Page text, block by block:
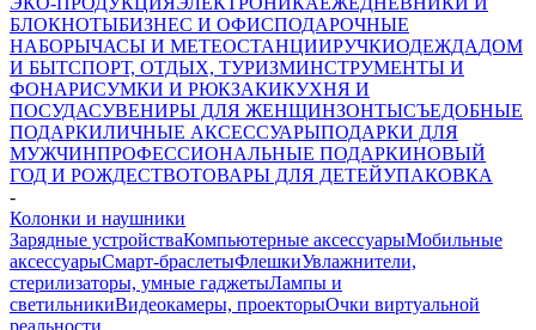
БЛОКНОТЫБИЗНЕС И ОФИСПОДАРОЧНЫЕ
НАБОРЫЧАСЫ И МЕТЕОСТАНЦИИРУЧКИОДЕЖДАДОМ
И БЫТСПОРТ, ОТДЫХ, ТУРИЗМИНСТРУМЕНТЫ И
ФОНАРИСУМКИ И РЮКЗАКИКУХНЯ И
ПОСУДАСУВЕНИРЫ ДЛЯ ЖЕНЩИНЗОНТЫСЪЕДОБНЫЕ
ПОДАРКИЛИЧНЫЕ АКСЕССУАРЫПОДАРКИ ДЛЯ
МУЖЧИНПРОФЕССИОНАЛЬНЫЕ ПОДАРКИНОВЫЙ
ГОД И РОЖДЕСТВОТОВАРЫ ДЛЯ ДЕТЕЙУПАКОВКА
-
Колонки и наушники
Зарядные устройстваКомпьютерные аксессуарыМобильные
аксессуарыСмарт-браслетыФлешкиУвлажнители,
стерилизаторы, умные гаджетыЛампы и
светильникиВидеокамеры, проекторыОчки виртуальной
реальности